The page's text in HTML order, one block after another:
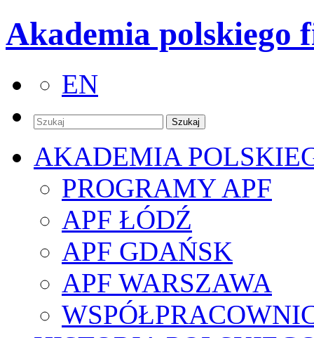
Akademia polskiego
EN
AKADEMIA
PROGRAMY APF
APF ŁÓDŹ
APF GDAŃSK
APF WARSZAWA